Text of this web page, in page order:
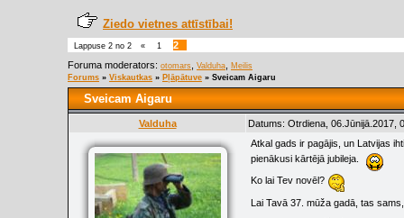
Ziedo vietnes attīstībai!
Lappuse 2 no 2 « 1
2
Foruma moderators: otomars Valduha
Meilis
Forums » Viskautkas » Pļāpātuve » Sveicam Aigaru
Sveicam Aigaru
Valduha Datums: Otrdiena, 06.Jūnijā.2017,
Atkal gads ir pagājis, un Latvijas
pienākusi kārtējā jubileja.
Ko lai Tev novēl?
Lai Tavā 37. mūža gadā, tas